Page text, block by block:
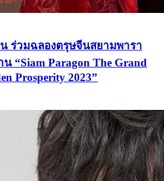
ร่วมฉลองตรุษจีนสยามพารา
“Siam Paragon The Grand
Prosperity 2023”